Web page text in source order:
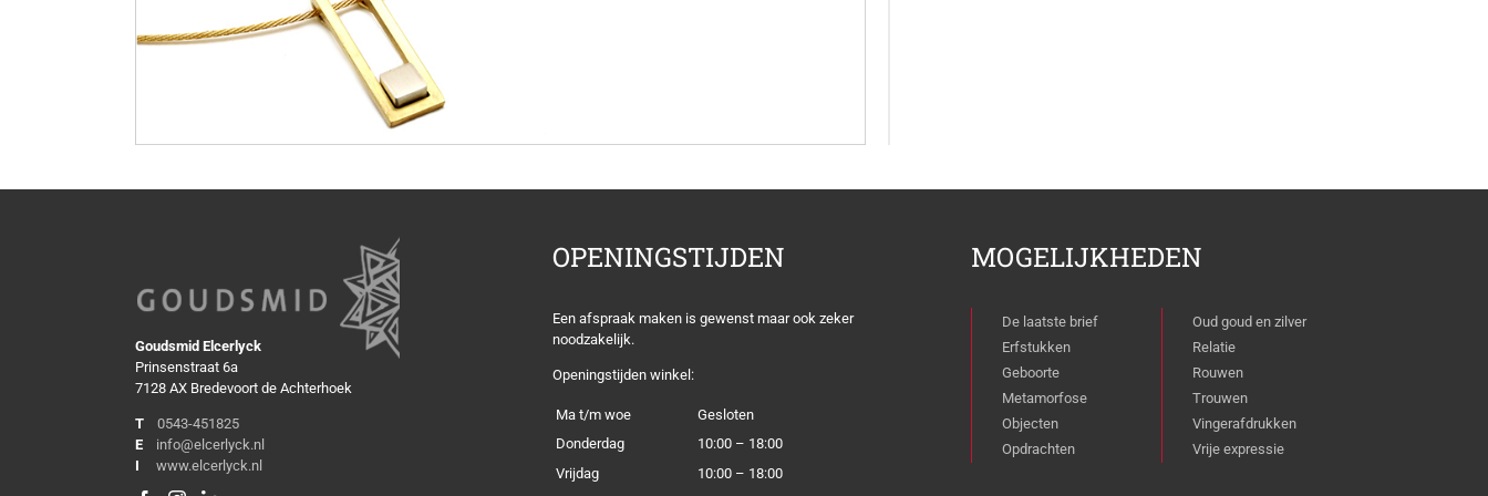
Goudsmid Elcerlyck
Prinsenstraat 6a
7128 AX Bredevoort de Achterhoek
T
0543-451825
E
info@elcerlyck.nl
I
www.elcerlyck.nl
OPENINGSTIJDEN
Een afspraak maken is gewenst maar ook zeker
noodzakelijk.
Openingstijden winkel:
Ma t/m woe
Gesloten
Donderdag
10:00 – 18:00
Vrijdag
10:00 – 18:00
MOGELIJKHEDEN
De laatste brief
Erfstukken
Geboorte
Metamorfose
Objecten
Opdrachten
Oud goud en zilver
Relatie
Rouwen
Trouwen
Vingerafdrukken
Vrije expressie